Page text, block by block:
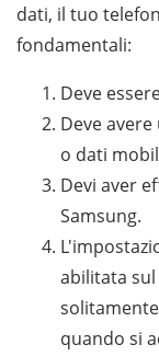
dati, il tuo
fondamentali:
Deve
Deve
o dati
Devi aver
Samsung.
abilitata
quando si